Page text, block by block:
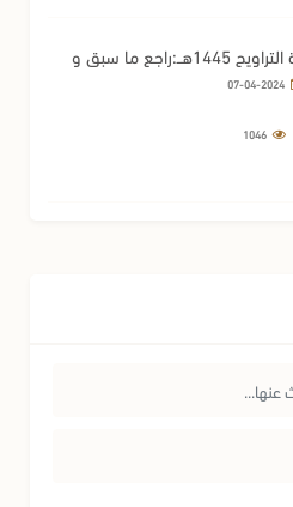
22-كلمة مختصرة في صلاة التراويح 1445هــ:راجع ما سبق و
07-04-2024
1046